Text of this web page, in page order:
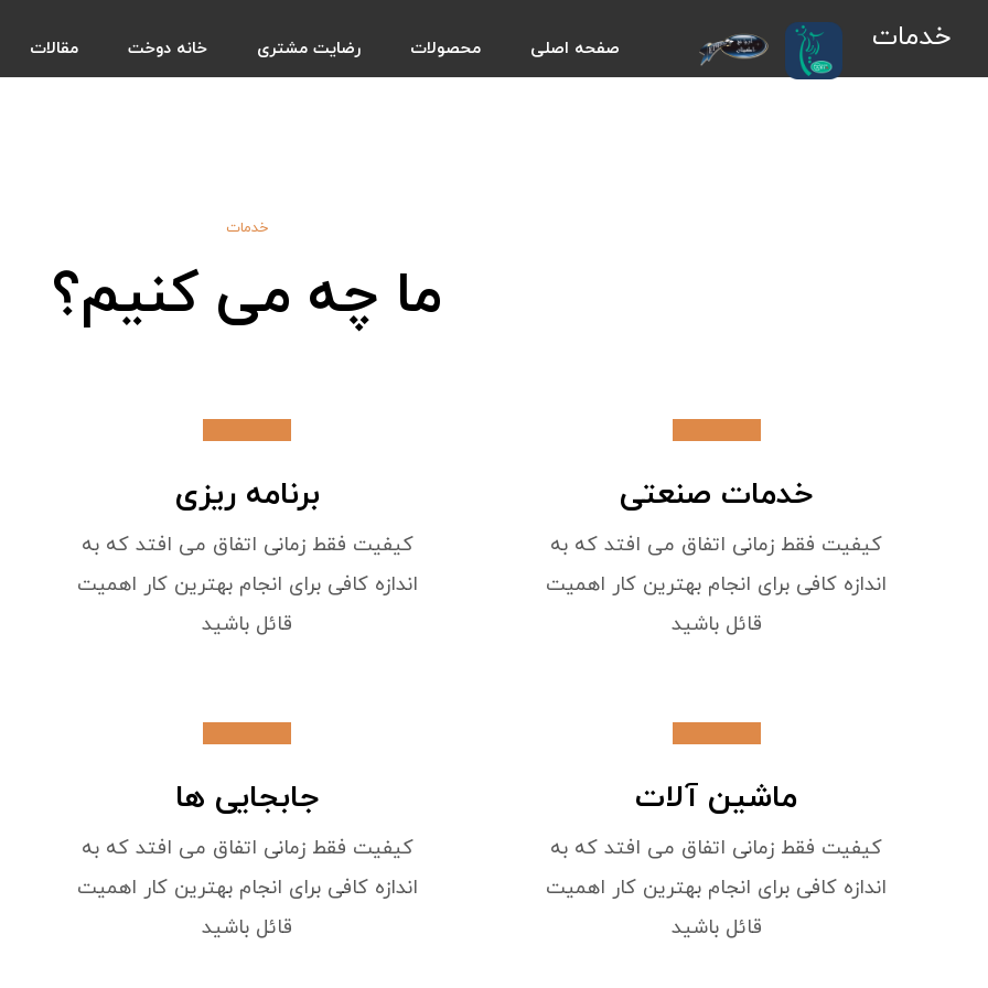
صفحه اصلی محصولات رضایت مشتری خانه دوخت مقالات خدمات
خدمات
ما چه می کنیم؟
خدمات صنعتی
کیفیت فقط زمانی اتفاق می افتد که به
اندازه کافی برای انجام بهترین کار اهمیت
قائل باشید
برنامه ریزی
کیفیت فقط زمانی اتفاق می افتد که به
اندازه کافی برای انجام بهترین کار اهمیت
قائل باشید
ماشین آلات
کیفیت فقط زمانی اتفاق می افتد که به
اندازه کافی برای انجام بهترین کار اهمیت
قائل باشید
جابجایی ها
کیفیت فقط زمانی اتفاق می افتد که به
اندازه کافی برای انجام بهترین کار اهمیت
قائل باشید